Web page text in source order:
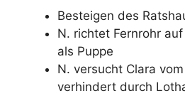
Besteigen des
N. richtet Fernrohr
als Puppe
N. versucht Clara
verhindert durch